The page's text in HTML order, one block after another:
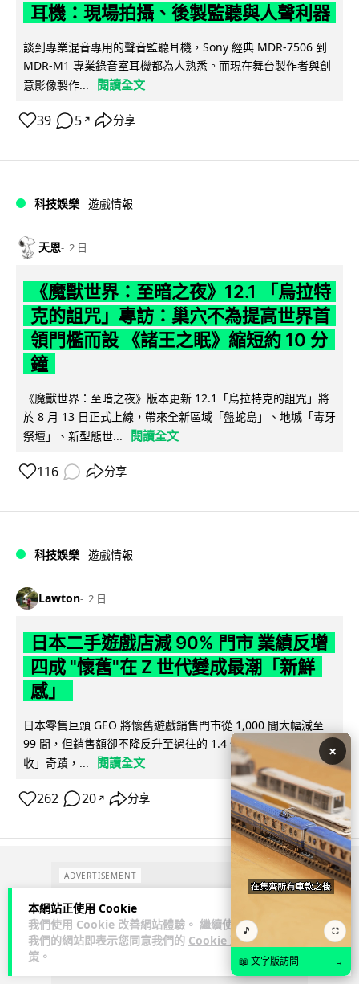
本網站正使用 Cookie
我們使用 Cookie 改善網站體驗。 繼續使用
我們的網站即表示您同意我們的 Cookie 政
策 。
耳機：現場拍攝、後製監聽與人聲利器
談到專業混音專用的聲音監聽耳機，Sony 經典 MDR-7506 到
MDR-M1 專業錄音室耳機都為人熟悉。而現在舞台製作者與創
意影像製作...
閱讀全文
39 5 ↗ 分享
科技娛樂 遊戲情報
天恩 2 日
《魔獸世界：至暗之夜》12.1 「烏拉特
克的詛咒」專訪：巢穴不為提高世界首
領門檻而設 《諸王之眠》縮短約 10 分
鐘
《魔獸世界：至暗之夜》版本更新 12.1「烏拉特克的詛咒」將
於 8 月 13 日正式上線，帶來全新區域「盤蛇島」、地城「毒牙
祭壇」、新型態世...
閱讀全文
116 分享
科技娛樂 遊戲情報
Lawton 2 日
日本二手遊戲店減 90% 門市 業績反增
四成 "懷舊"在 Z 世代變成最潮「新鮮
感」
日本零售巨頭 GEO 將懷舊遊戲銷售門市從 1,000 間大幅減至
99 間，但銷售額卻不降反升至過往的 1.4 倍。做到「減店增
收」奇蹟，...
閱讀全文
262 20 ↗ 分享
ADVERTISEMENT
×
🎵 ⛶
📖 文字版訪問 →